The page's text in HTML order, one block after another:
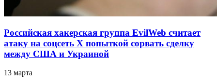
Российская хакерская группа EvilWeb считает
атаку на соцсеть Х попыткой сорвать сделку
между США и Украиной
13 марта